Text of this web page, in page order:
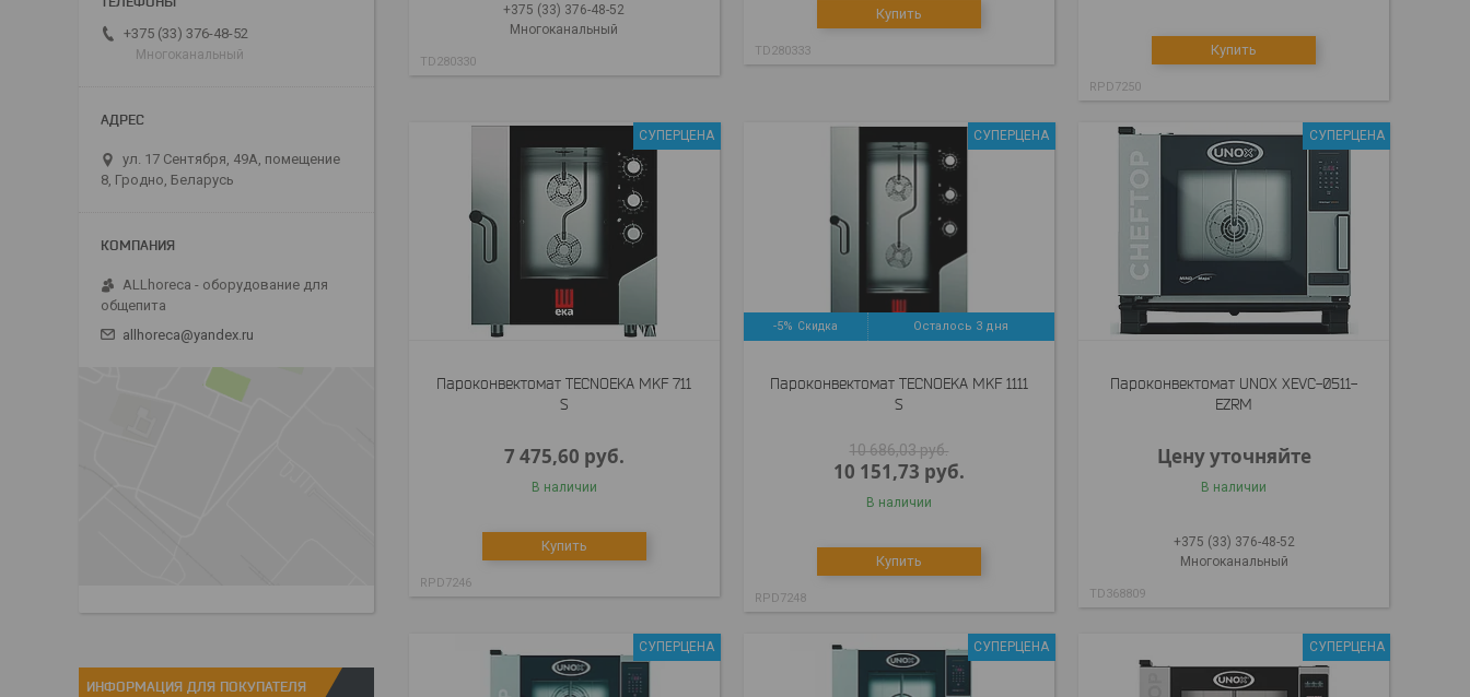
+375 (33) 376-48-52
Многоканальный
TD280330
Купить
TD280333 Купить
RPD7250
СУПЕРЦЕНА
Пароконвектомат TECNOEKA MKF 711
S
7 475,60 руб.
В наличии
Купить
RPD7246
СУПЕРЦЕНА
-5% Осталось 3 дня
Пароконвектомат TECNOEKA MKF 1111
S
10 686,03руб.
10 151,73 руб.
В наличии
Купить
RPD7248
СУПЕРЦЕНА
Пароконвектомат UNOX XEVC-0511-
EZRM
Цену уточняйте
В наличии
+375 (33) 376-48-52
Многоканальный
TD368809
СУПЕРЦЕНА СУПЕРЦЕНА СУПЕРЦЕНА
+375 (33) 376-48-52
Многоканальный
ул. 17 Сентября, 49А, помещение
8, Гродно, Беларусь
ALLhoreca - оборудование для
общепита
allhoreca@yandex.ru
ИНФОРМАЦИЯ ДЛЯ ПОКУПАТЕЛЯ